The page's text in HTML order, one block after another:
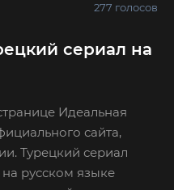
277 голосов
сериал на
Идеальная
сайта,
Турецкий сериал
русском языке